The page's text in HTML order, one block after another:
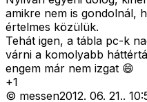
amikre nem is gondolnál,
értelmes közülük.
Tehát igen, a tábla pc-k
várni a komolyabb
engem már nem izgat 😄
+1
© messen2012. 06. 21..